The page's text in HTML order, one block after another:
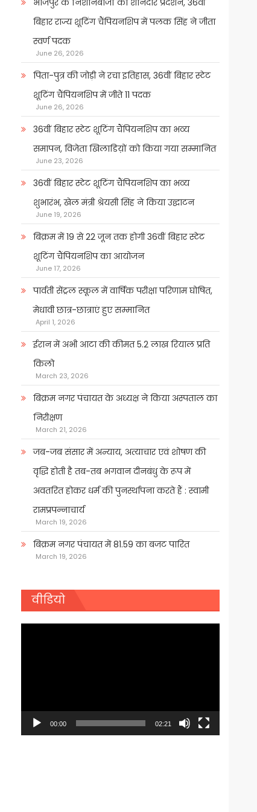
भोजपुर के निशानेबाजों का शानदार प्रदर्शन, 36वीं
बिहार राज्य शूटिंग चैंपियनशिप में पलक सिंह ने जीता
स्वर्ण पदक
June 26, 2026
पिता-पुत्र की जोड़ी ने रचा इतिहास, 36वीं बिहार स्टेट
शूटिंग चैंपियनशिप में जीते 11 पदक
June 26, 2026
36वीं बिहार स्टेट शूटिंग चैंपियनशिप का भव्य
समापन, विजेता खिलाडिय़ों को किया गया सम्मानित
June 23, 2026
36वीं बिहार स्टेट शूटिंग चैंपियनशिप का भव्य
शुभारंभ, खेल मंत्री श्रेयसी सिंह ने किया उद्घाटन
June 19, 2026
बिक्रम में 19 से 22 जून तक होगी 36वीं बिहार स्टेट
शूटिंग चैंपियनशिप का आयोजन
June 17, 2026
पार्वती सेंट्रल स्कूल में वार्षिक परीक्षा परिणाम घोषित,
मेधावी छात्र-छात्राएं हुए सम्मानित
April 1, 2026
ईरान में अभी आटा की कीमत 5.2 लाख रियाल प्रति
किलो
March 23, 2026
बिक्रम नगर पंचायत के अध्यक्ष ने किया अस्पताल का
निरीक्षण
March 21, 2026
जब-जब संसार में अन्याय, अत्याचार एवं शोषण की
वृद्धि होती है तब-तब भगवान दीनबंधु के रूप में
अवतरित होकर धर्म की पुनर्स्थापना करते हैं : स्वामी
रामप्रपन्नाचार्य
March 19, 2026
बिक्रम नगर पंचायत में 81.59 का बजट पारित
March 19, 2026
वीडियो
00:00 02:21